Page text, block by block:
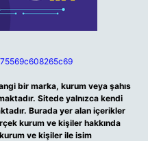
bir marka, kurum veya şahıs
Sitede yalnızca kendi
Burada yer alan içerikler
kurum ve kişiler hakkında
ve kişiler ile isim